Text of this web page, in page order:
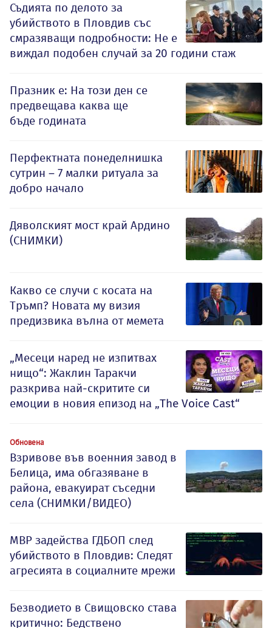
Съдията по делото за
убийството в Пловдив със
смразяващи подробности: Не е
виждал подобен случай за 20 години стаж
Празник е: На този ден се
предвещава каква ще
бъде годината
Перфектната понеделнишка
сутрин – 7 малки ритуала за
добро начало
Дяволският мост край Ардино
(СНИМКИ)
Какво се случи с косата на
Тръмп? Новата му визия
предизвика вълна от мемета
„Месеци наред не изпитвах
нищо“: Жаклин Таракчи
разкрива най-скритите си
емоции в новия епизод на „The Voice Cast“
Обновена
Взривове във военния завод в
Белица, има обгазяване в
района, евакуират съседни
села (СНИМКИ/ВИДЕО)
МВР задейства ГДБОП след
убийството в Пловдив: Следят
агресията в социалните мрежи
Безводието в Свищовско става
критично: Бедствено